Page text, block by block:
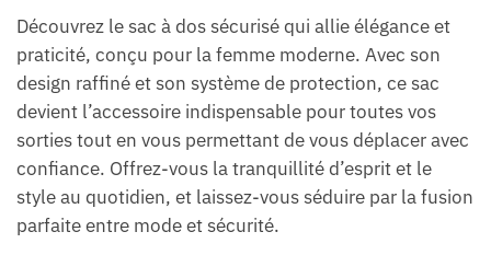
Découvrez le sac à dos sécurisé qui allie élégance et
praticité, conçu pour la femme moderne. Avec son
design raffiné et son système de protection, ce sac
devient l’accessoire indispensable pour toutes vos
sorties tout en vous permettant de vous déplacer avec
confiance. Offrez-vous la tranquillité d’esprit et le
style au quotidien, et laissez-vous séduire par la fusion
parfaite entre mode et sécurité.